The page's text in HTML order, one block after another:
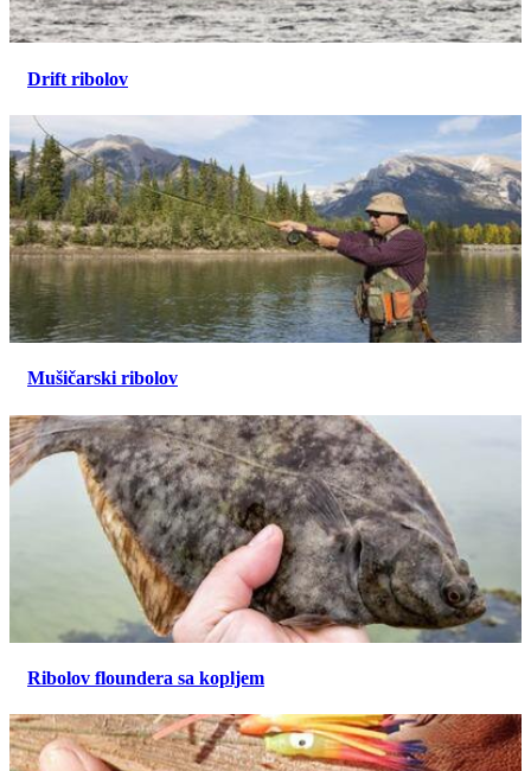
Drift ribolov
Mušičarski ribolov
Ribolov floundera sa kopljem